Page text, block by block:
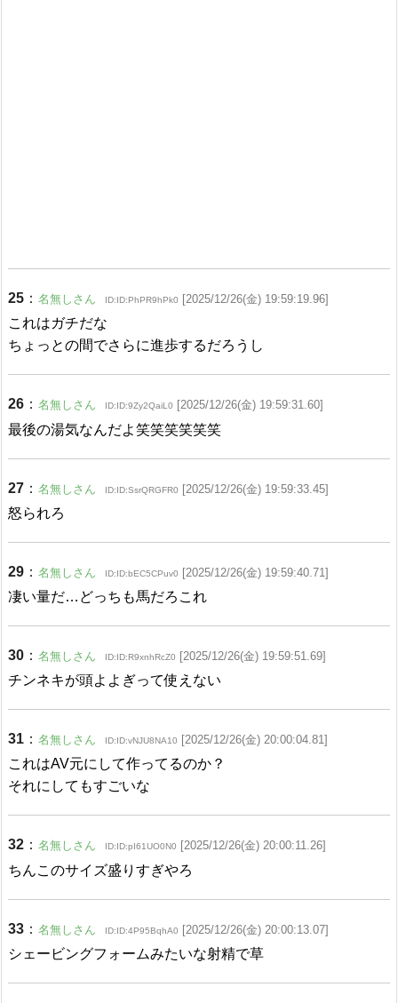
25 ： 名無しさん ID:ID:PhPR9hPk0 [2025/12/26(金) 19:59:19.96]
これはガチだな
ちょっとの間でさらに進歩するだろうし
26 ： 名無しさん ID:ID:9Zy2QaiL0 [2025/12/26(金) 19:59:31.60]
最後の湯気なんだよ笑笑笑笑笑笑
27 ： 名無しさん ID:ID:SsrQRGFR0 [2025/12/26(金) 19:59:33.45]
怒られろ
29 ： 名無しさん ID:ID:bEC5CPuv0 [2025/12/26(金) 19:59:40.71]
凄い量だ…どっちも馬だろこれ
30 ： 名無しさん ID:ID:R9xnhRcZ0 [2025/12/26(金) 19:59:51.69]
チンネキが頭よよぎって使えない
31 ： 名無しさん ID:ID:vNJU8NA10 [2025/12/26(金) 20:00:04.81]
これはAV元にして作ってるのか？
それにしてもすごいな
32 ： 名無しさん ID:ID:pI61UO0N0 [2025/12/26(金) 20:00:11.26]
ちんこのサイズ盛りすぎやろ
33 ： 名無しさん ID:ID:4P95BqhA0 [2025/12/26(金) 20:00:13.07]
シェービングフォームみたいな射精で草